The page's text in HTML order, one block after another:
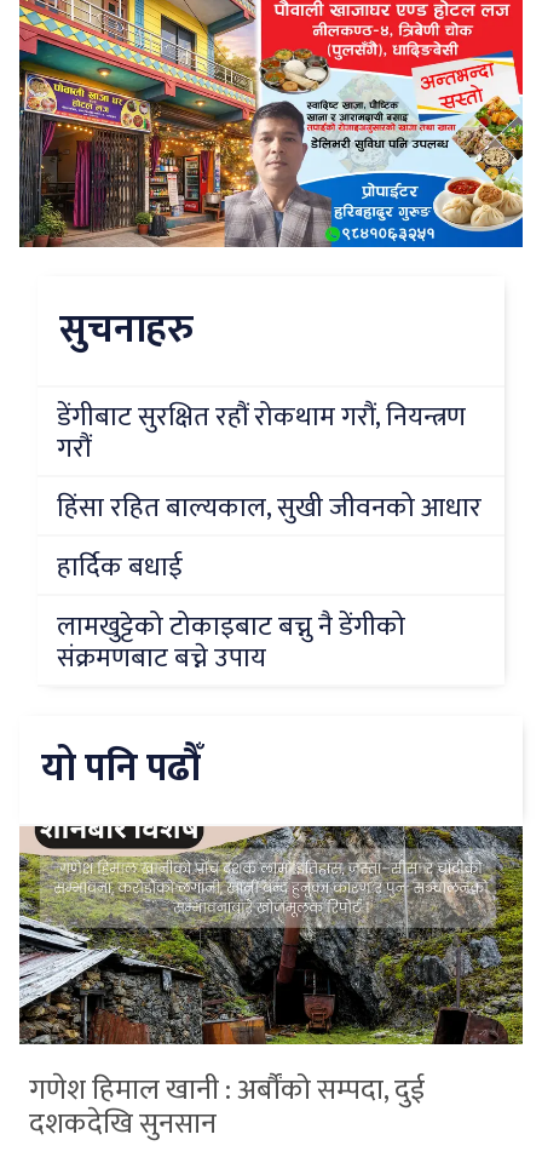
सुचनाहरु
डेंगीबाट सुरक्षित रहौं रोकथाम गरौं, नियन्त्रण
गरौं
हिंसा रहित बाल्यकाल, सुखी जीवनको आधार
हार्दिक बधाई
लामखुट्टेको टोकाइबाट बच्नु नै डेंगीको
संक्रमणबाट बच्ने उपाय
यो पनि पढौँ
गणेश हिमाल खानी : अर्बौंको सम्पदा, दुई
दशकदेखि सुनसान